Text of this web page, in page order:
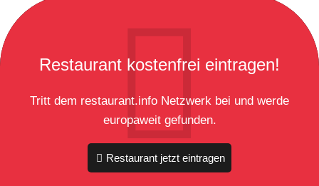
Restaurant kostenfrei eintragen!
Tritt dem restaurant.info Netzwerk bei und werde
europaweit gefunden.
Restaurant jetzt eintragen